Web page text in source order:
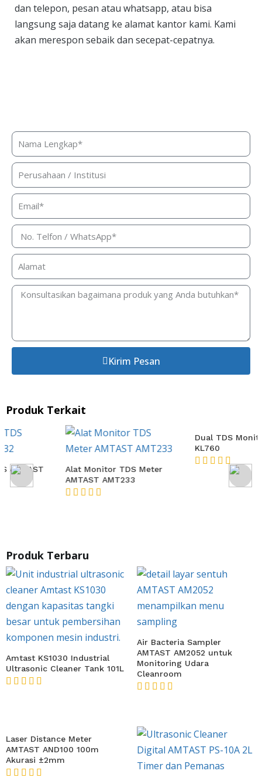
dan telepon, pesan atau whatsapp, atau bisa
langsung saja datang ke alamat kantor kami. Kami
akan merespon sebaik dan secepat-cepatnya.
Kirim Pesan
Produk Terkait
Alat Monitor TDS Meter
AMTAST AMT233
Dual TDS Monitor AMTAST
Produk Terbaru
Amtast KS1030 Industrial
Ultrasonic Cleaner Tank 101L
Air Bacteria Sampler
AMTAST AM2052 untuk
Monitoring Udara
Cleanroom
Laser Distance Meter
AMTAST AND100 100m
Akurasi ±2mm